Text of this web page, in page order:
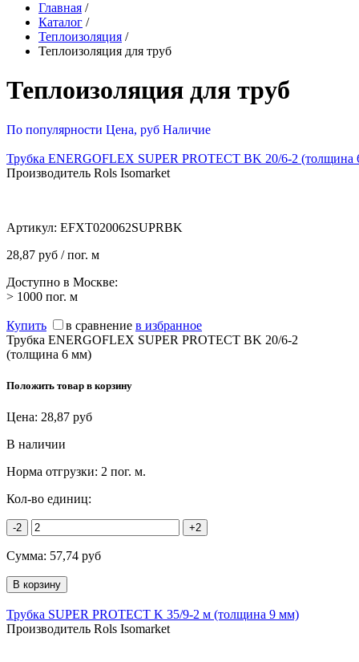
Главная /
Каталог /
Теплоизоляция /
Теплоизоляция для труб
Теплоизоляция для труб
По популярности Цена, руб Наличие
Трубка ENERGOFLEX SUPER PROTECT BK 20/6-2 (толщина
Производитель Rols Isomarket
Артикул: EFXT020062SUPRBK
28,87 руб / пог. м
Доступно в Москве:
> 1000 пог. м
Купить в сравнение в избранное
Трубка ENERGOFLEX SUPER PROTECT BK 20/6-2
(толщина 6 мм)
Положить товар в корзину
Цена: 28,87 руб
В наличии
Норма отгрузки: 2 пог. м.
Кол-во единиц:
-2 +2
Сумма: 57,74 руб
Трубка SUPER PROTECT K 35/9-2 м (толщина 9 мм)
Производитель Rols Isomarket